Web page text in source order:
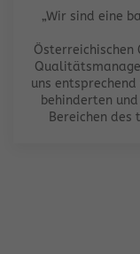
„Wir sind eine
uns
behinderten
Bereichen des